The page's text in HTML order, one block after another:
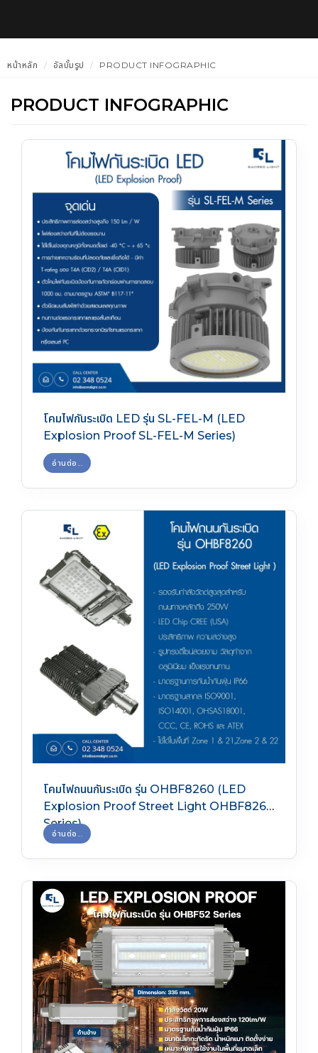
หน้าหลัก อัลบั้มรูป PRODUCT INFOGRAPHIC
PRODUCT INFOGRAPHIC
โคมไฟกันระเบิด LED รุ่น SL-FEL-M (LED
Explosion Proof SL-FEL-M Series)
อ่านต่อ...
โคมไฟถนนกันระเบิด รุ่น OHBF8260 (LED
Explosion Proof Street Light OHBF8260
Series)
อ่านต่อ...